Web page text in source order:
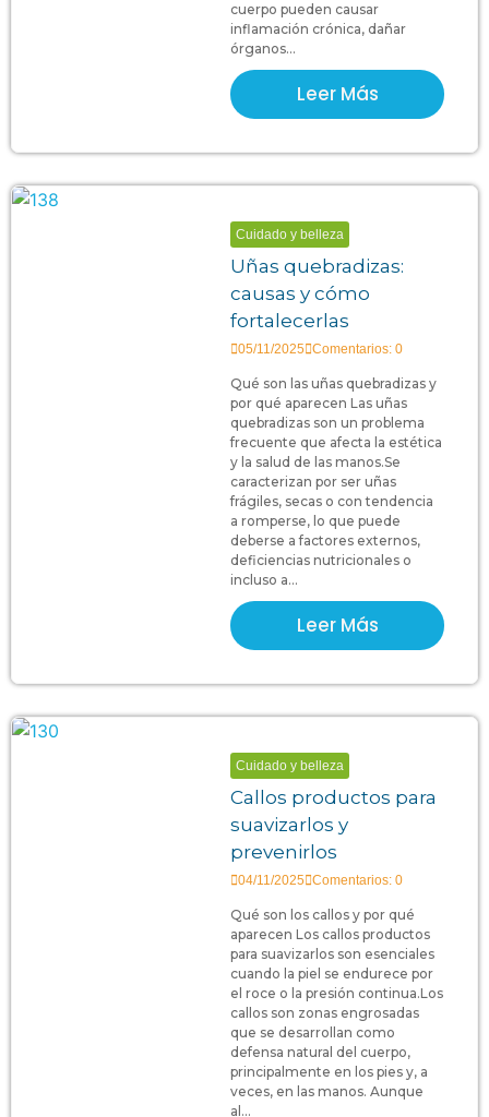
cuerpo pueden causar
inflamación crónica, dañar
órganos...
Leer Más
Cuidado y belleza
Uñas quebradizas:
causas y cómo
fortalecerlas
05/11/2025 Comentarios: 0
Qué son las uñas quebradizas y
por qué aparecen Las uñas
quebradizas son un problema
frecuente que afecta la estética
y la salud de las manos.Se
caracterizan por ser uñas
frágiles, secas o con tendencia
a romperse, lo que puede
deberse a factores externos,
deficiencias nutricionales o
incluso a...
Leer Más
Cuidado y belleza
Callos productos para
suavizarlos y
prevenirlos
04/11/2025 Comentarios: 0
Qué son los callos y por qué
aparecen Los callos productos
para suavizarlos son esenciales
cuando la piel se endurece por
el roce o la presión continua.Los
callos son zonas engrosadas
que se desarrollan como
defensa natural del cuerpo,
principalmente en los pies y, a
veces, en las manos. Aunque
al...